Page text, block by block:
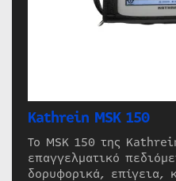
Kathrein MSK 150
Το MSK 150 της
επαγγελματικό
δορυφορικά, επίγεια,